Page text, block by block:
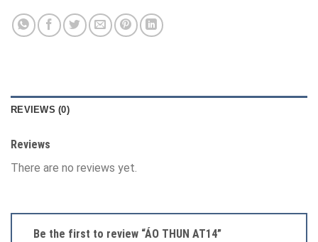
REVIEWS (0)
Reviews
There are no reviews yet.
Be the first to review “ÁO THUN AT14”